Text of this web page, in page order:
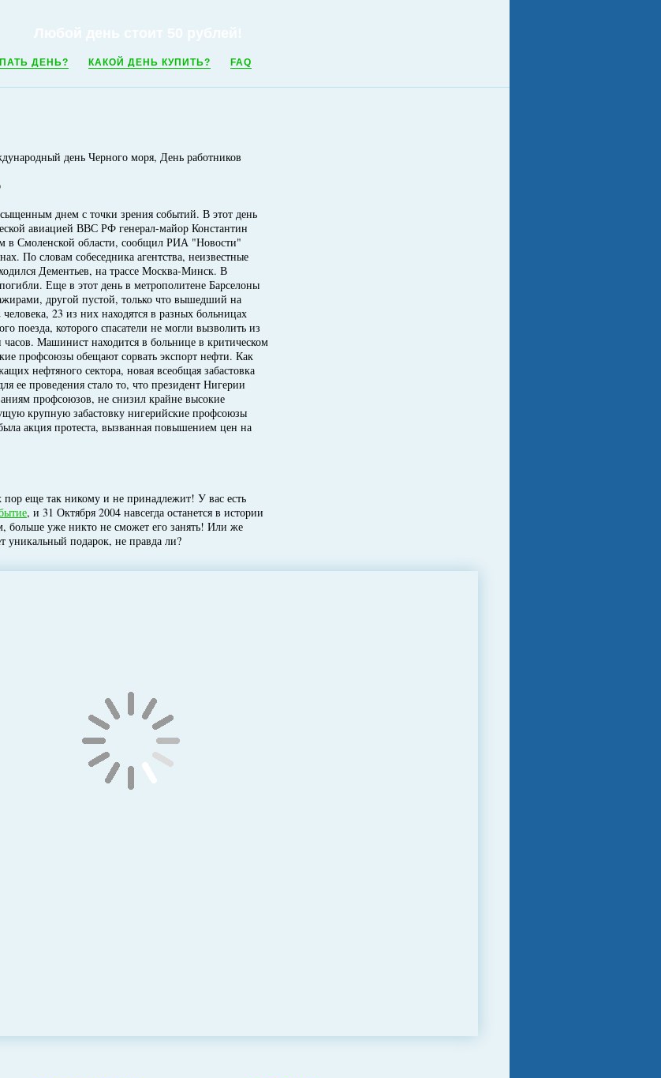
ДЕНЬ? КАКОЙ ДЕНЬ КУПИТЬ? FAQ
день Черного моря, День работников
днем с точки зрения событий. В этот день
авиацией ВВС РФ генерал-майор Константин
в Смоленской области, сообщил РИА "Новости"
По словам собеседника агентства, неизвестные
Дементьев, на трассе Москва-Минск. В
Еще в этот день в метрополитене Барселоны
другой пустой, только что вышедший на
23 из них находятся в разных больницах
поезда, которого спасатели не могли вызволить из
Машинист находится в больнице в критическом
профсоюзы обещают сорвать экспорт нефти. Как
нефтяного сектора, новая всеобщая забастовка
ее проведения стало то, что президент Нигерии
профсоюзов, не снизил крайне высокие
крупную забастовку нигерийские профсоюзы
акция протеста, вызванная повышением цен на
еще так никому и не принадлежит! У вас есть
, и 31 Октября 2004 навсегда останется в истории
больше уже никто не сможет его занять! Или же
уникальный подарок, не правда ли?